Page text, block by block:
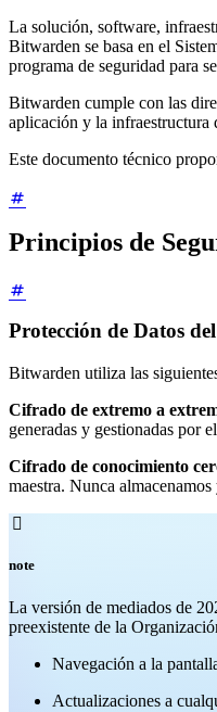
La solución, software,
Bitwarden se basa en el
programa de seguridad para
Bitwarden cumple con las
aplicación y la infraestructura
Este documento técnico
Principios de
Protección de Datos
Bitwarden utiliza las
Cifrado de extremo a
generadas y gestionadas por
Cifrado de conocimiento
maestra. Nunca

note
La versión de mediados de
preexistente de la
Navegación a la
Actualizaciones a